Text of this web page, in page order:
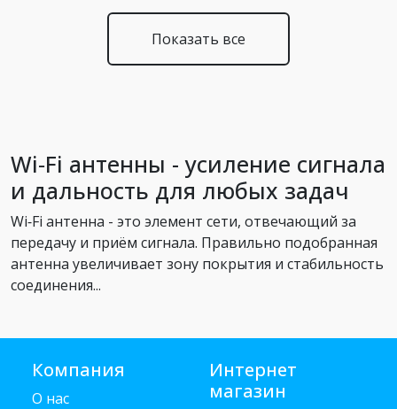
Показать все
Wi‑Fi антенны - усиление сигнала
и дальность для любых задач
Wi‑Fi антенна - это элемент сети, отвечающий за
передачу и приём сигнала. Правильно подобранная
антенна увеличивает зону покрытия и стабильность
соединения...
Компания
О нас
Интернет
магазин